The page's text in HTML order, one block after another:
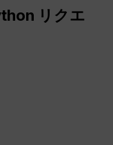
リクエ